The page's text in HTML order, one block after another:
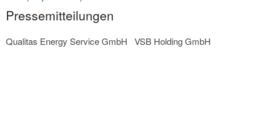
Pressemitteilungen
Qualitas Energy Service GmbH VSB Holding GmbH